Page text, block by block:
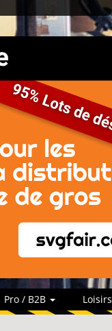
Pro / B2B Loisirs